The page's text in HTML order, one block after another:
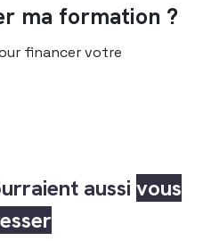
ma formation ?
financer votre
aussi vous